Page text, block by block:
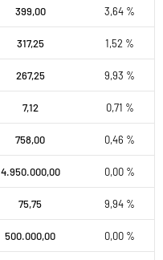
399,00 3,64 %
317,25 1,52 %
267,25 9,93 %
7,12 0,71 %
758,00 0,46 %
4.950.000,00 0,00 %
75,75 9,94 %
500.000,00 0,00 %